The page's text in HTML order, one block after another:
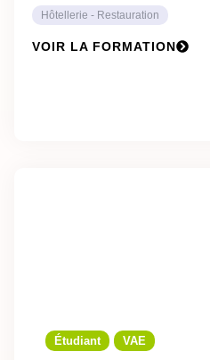
Hôtellerie - Restauration
VOIR LA FORMATION
Étudiant VAE